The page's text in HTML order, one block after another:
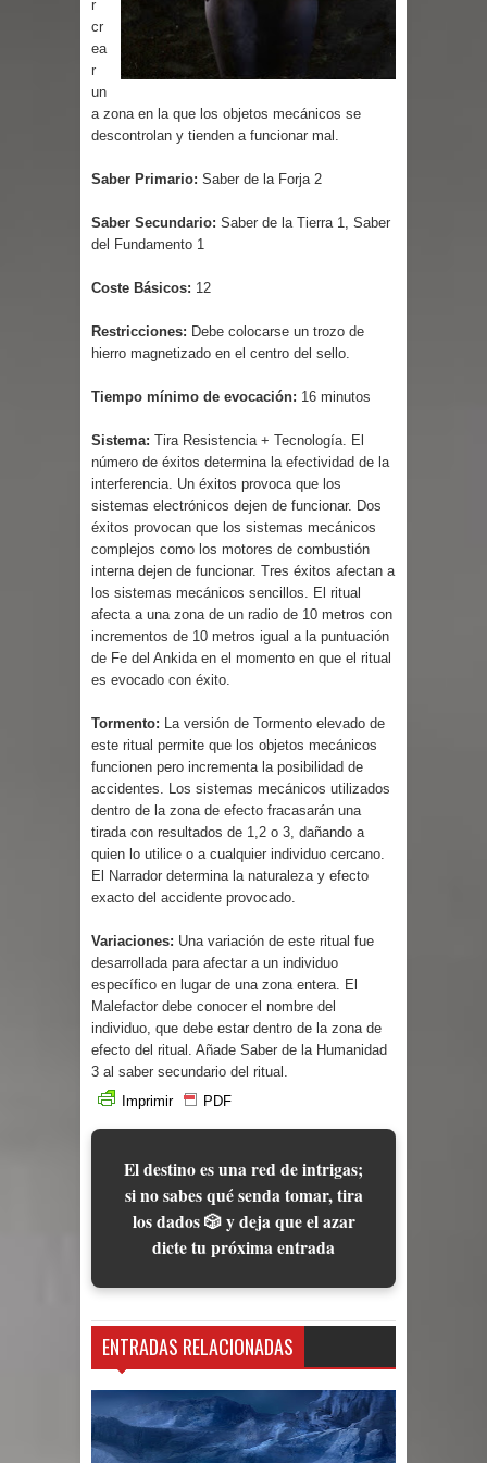
Parte 03: Reflexiones
r
cr
ea
r
un
a zona en la que los objetos mecánicos se
descontrolan y tienden a funcionar mal.
Saber Primario: Saber de la Forja 2
Saber Secundario: Saber de la Tierra 1, Saber
del Fundamento 1
Coste Básicos: 12
Restricciones: Debe colocarse un trozo de
hierro magnetizado en el centro del sello.
Tiempo mínimo de evocación: 16 minutos
Sistema: Tira Resistencia + Tecnología. El
número de éxitos determina la efectividad de la
interferencia. Un éxitos provoca que los
sistemas electrónicos dejen de funcionar. Dos
éxitos provocan que los sistemas mecánicos
complejos como los motores de combustión
interna dejen de funcionar. Tres éxitos afectan a
los sistemas mecánicos sencillos. El ritual
afecta a una zona de un radio de 10 metros con
incrementos de 10 metros igual a la puntuación
de Fe del Ankida en el momento en que el ritual
es evocado con éxito.
Tormento: La versión de Tormento elevado de
este ritual permite que los objetos mecánicos
funcionen pero incrementa la posibilidad de
accidentes. Los sistemas mecánicos utilizados
dentro de la zona de efecto fracasarán una
tirada con resultados de 1,2 o 3, dañando a
quien lo utilice o a cualquier individuo cercano.
El Narrador determina la naturaleza y efecto
exacto del accidente provocado.
Variaciones: Una variación de este ritual fue
desarrollada para afectar a un individuo
específico en lugar de una zona entera. El
Malefactor debe conocer el nombre del
individuo, que debe estar dentro de la zona de
efecto del ritual. Añade Saber de la Humanidad
3 al saber secundario del ritual.
Imprimir
PDF
El destino es una red de intrigas;
si no sabes qué senda tomar, tira
los dados 🎲 y deja que el azar
dicte tu próxima entrada
ENTRADAS RELACIONADAS